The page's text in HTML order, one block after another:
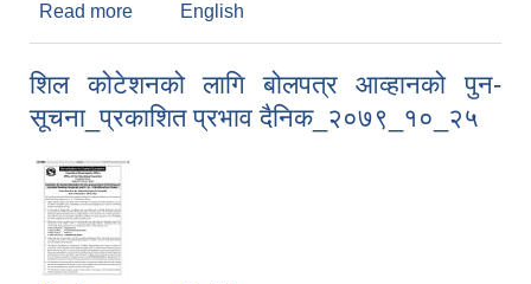
Read more about जेष्ठ नागरिकहरुको दन्त परिक्षण सम्बन्धी
English
शिल कोटेशनको लागि बोलपत्र आव्हानको पुन-
सूचना_प्रकाशित प्रभाव दैनिक_२०७९_१०_२५